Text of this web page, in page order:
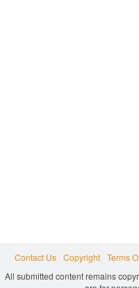
Contact Us Copyright Terms
All submitted content remains